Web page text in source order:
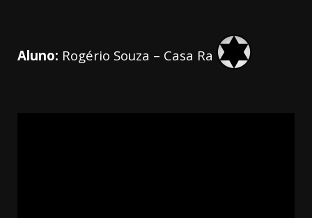
Aluno: Rogério Souza – Casa Ra